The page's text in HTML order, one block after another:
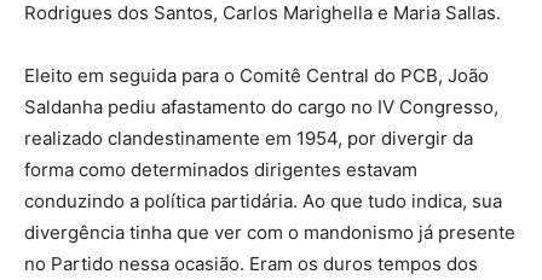
Rodrigues dos Santos, Carlos Marighella e Maria Sallas.
Eleito em seguida para o Comitê Central do PCB, João
Saldanha pediu afastamento do cargo no IV Congresso,
realizado clandestinamente em 1954, por divergir da
forma como determinados dirigentes estavam
conduzindo a política partidária. Ao que tudo indica, sua
divergência tinha que ver com o mandonismo já presente
no Partido nessa ocasião. Eram os duros tempos dos